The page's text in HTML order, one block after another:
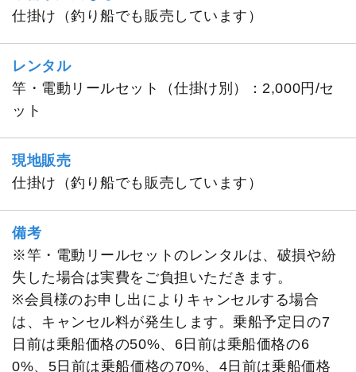
仕掛け（釣り船でも販売しています）
レンタル
竿・電動リールセット（仕掛け別）：2,000円/セ
ット
現地販売
仕掛け（釣り船でも販売しています）
備考
※竿・電動リールセットのレンタルは、破損や紛
失した場合は実費をご負担いただきます。
※会員様のお申し出によりキャンセルする場合
は、キャンセル料が発生します。乗船予定日の7
日前は乗船価格の50%、6日前は乗船価格の6
0%、5日前は乗船価格の70%、4日前は乗船価格